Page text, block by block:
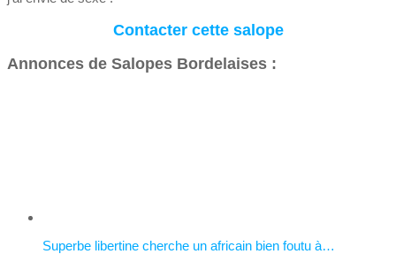
Contacter cette salope
Annonces de Salopes Bordelaises :
Superbe libertine cherche un africain bien foutu à…